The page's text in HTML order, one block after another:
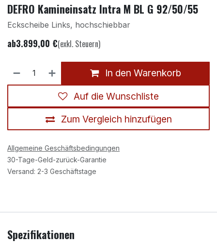
DEFRO Kamineinsatz Intra M BL G 92/50/55
Eckscheibe Links, hochschiebbar
ab3.899,00 €(exkl. Steuern)
In den Warenkorb
Zum Vergleich hinzufügen
Auf die Wunschliste
Allgemeine Geschäftsbedingungen
30-Tage-Geld-zurück-Garantie
Versand: 2-3 Geschäftstage
Spezifikationen